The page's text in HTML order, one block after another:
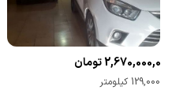
2,670,000,000 تومان
129,000 کیلومتر